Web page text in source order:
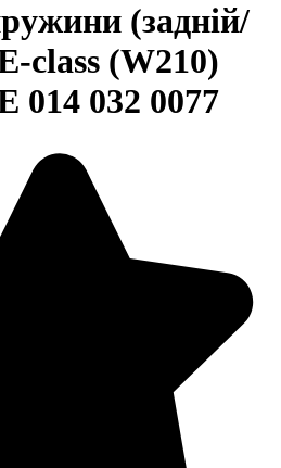
(задній/
class (W210)
014 032 0077